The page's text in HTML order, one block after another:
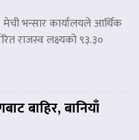
भन्सार कार्यालयले आर्थिक
राजस्व लक्ष्यको ९३.३०
बाहिर, बानियाँ